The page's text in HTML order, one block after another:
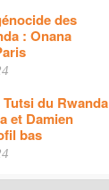
des
: Onana
du Rwanda
et Damien
bas